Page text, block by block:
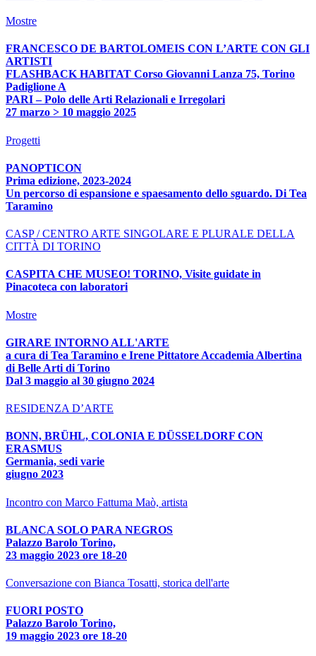
Mostre
FRANCESCO DE BARTOLOMEIS CON L’ARTE CON GLI
ARTISTI
FLASHBACK HABITAT Corso Giovanni Lanza 75, Torino
Padiglione A
PARI – Polo delle Arti Relazionali e Irregolari
27 marzo > 10 maggio 2025
Progetti
PANOPTICON
Prima edizione, 2023-2024
Un percorso di espansione e spaesamento dello sguardo. Di Tea
Taramino
CASP / CENTRO ARTE SINGOLARE E PLURALE DELLA
CITTÀ DI TORINO
CASPITA CHE MUSEO! TORINO, Visite guidate in
Pinacoteca con laboratori
Mostre
GIRARE INTORNO ALL'ARTE
a cura di Tea Taramino e Irene Pittatore Accademia Albertina
di Belle Arti di Torino
Dal 3 maggio al 30 giugno 2024
RESIDENZA D’ARTE
BONN, BRÜHL, COLONIA E DÜSSELDORF CON
ERASMUS
Germania, sedi varie
giugno 2023
Incontro con Marco Fattuma Maò, artista
BLANCA SOLO PARA NEGROS
Palazzo Barolo Torino,
23 maggio 2023 ore 18-20
Conversazione con Bianca Tosatti, storica dell'arte
FUORI POSTO
Palazzo Barolo Torino,
19 maggio 2023 ore 18-20